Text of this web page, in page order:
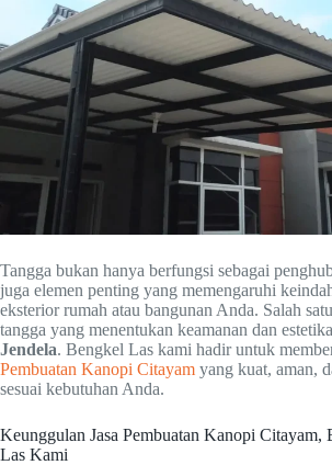
Tangga bukan hanya berfungsi sebagai
juga elemen penting yang memengaruhi
eksterior rumah atau bangunan Anda. Salah
tangga yang menentukan keamanan dan
Jendela. Bengkel Las kami hadir untuk
Pembuatan Kanopi Citayam yang kuat, aman,
sesuai kebutuhan Anda.
Keunggulan Jasa Pembuatan Kanopi Citayam,
Las Kami